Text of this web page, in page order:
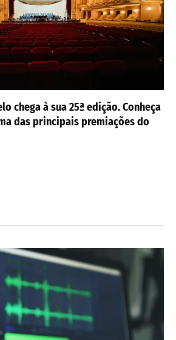
chega à sua 25ª edição. Conheça
das principais premiações do